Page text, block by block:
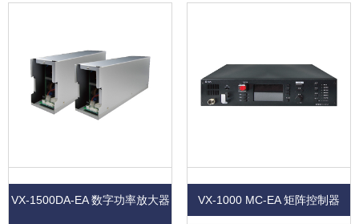
VX-1500DA-EA 数字功率放大器 VX-1000 MC-EA 矩阵控制器